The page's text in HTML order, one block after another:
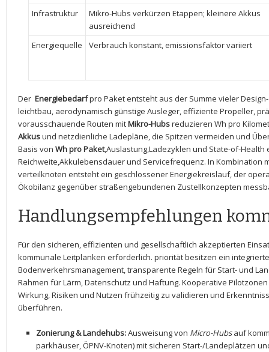
Infrastruktur
Mikro-Hubs verkürzen⁤ Etappen; kleinere Akkus
ausreichend
Energiequelle
Verbrauch konstant, emissionsfaktor variiert
Der ⁢ Energiebedarfpro Paket entsteht aus⁣ der Summe vieler
leichtbau, aerodynamisch günstige Ausleger, effiziente Propeller,
‌vorausschauende ⁤Routen mitMikro-Hubsreduzieren Wh⁣ pro
Akkusund netzdienliche Ladepläne, die‌ Spitzen vermeiden ​und
Basis von Wh pro ⁣Paket,Auslastung,Ladezyklen und State-of-
Reichweite,Akkulebensdauer ⁣und Servicefrequenz. In⁢ Kombination
verteilknoten entsteht ein geschlossener Energiekreislauf,⁢ der
Ökobilanz gegenüber straßengebundenen Zustellkonzepten
Handlungsempfehlungen
Für den sicheren, ⁤effizienten und ⁣gesellschaftlich⁢ akzeptierten
kommunale Leitplanken ‌erforderlich. priorität besitzen​ ein
Bodenverkehrsmanagement, transparente ⁢Regeln für Start- und
Rahmen für ‌Lärm,⁣ Datenschutz und Haftung. ⁤Kooperative
Wirkung, ⁣Risiken und Nutzen frühzeitig zu validieren und
‌überführen.
Zonierung⁣ &⁢ Landehubs:Ausweisung von Micro-Hubsauf
parkhäuser, ÖPNV-Knoten) mit ​sicheren Start-/Landeplätzen